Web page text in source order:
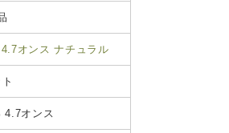
オンス ナチュラル
4.7オンス